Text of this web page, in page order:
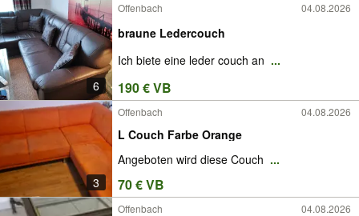
6
Offenbach 04.08.2026
braune Ledercouch
Ich biete eine leder couch an ...
190 € VB
3
Offenbach 04.08.2026
L Couch Farbe Orange
Angeboten wird diese Couch ...
70 € VB
Offenbach 04.08.2026